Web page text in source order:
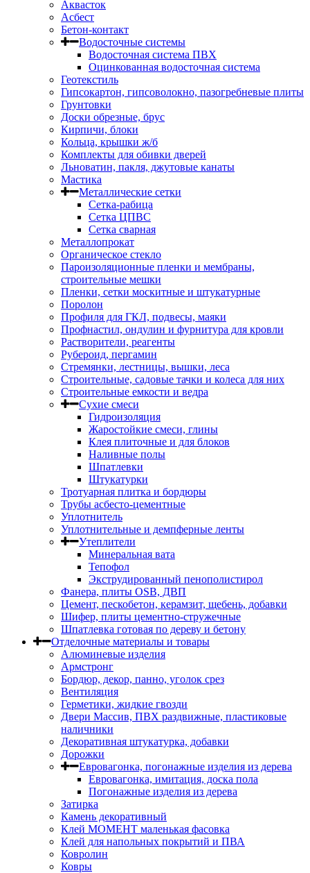
Аквасток
Асбест
Бетон-контакт
Водосточные системы
Водосточная система ПВХ
Оцинкованная водосточная система
Геотекстиль
Гипсокартон, гипсоволокно, пазогребневые плиты
Грунтовки
Доски обрезные, брус
Кирпичи, блоки
Кольца, крышки ж/б
Комплекты для обивки дверей
Льноватин, пакля, джутовые канаты
Мастика
Металлические сетки
Сетка-рабица
Сетка ЦПВС
Сетка сварная
Металлопрокат
Органическое стекло
Пароизоляционные пленки и мембраны,
строительные мешки
Пленки, сетки москитные и штукатурные
Поролон
Профиля для ГКЛ, подвесы, маяки
Профнастил, ондулин и фурнитура для кровли
Растворители, реагенты
Рубероид, пергамин
Стремянки, лестницы, вышки, леса
Строительные, садовые тачки и колеса для них
Строительные емкости и ведра
Сухие смеси
Гидроизоляция
Жаростойкие смеси, глины
Клея плиточные и для блоков
Наливные полы
Шпатлевки
Штукатурки
Тротуарная плитка и бордюры
Трубы асбесто-цементные
Уплотнитель
Уплотнительные и демпферные ленты
Утеплители
Минеральная вата
Тепофол
Экструдированный пенополистирол
Фанера, плиты OSB, ДВП
Цемент, пескобетон, керамзит, щебень, добавки
Шифер, плиты цементно-стружечные
Шпатлевка готовая по дереву и бетону
Отделочные материалы и товары
Алюминевые изделия
Армстронг
Бордюр, декор, панно, уголок срез
Вентиляция
Герметики, жидкие гвозди
Двери Массив, ПВХ раздвижные, пластиковые
наличники
Декоративная штукатурка, добавки
Дорожки
Евровагонка, погонажные изделия из дерева
Евровагонка, имитация, доска пола
Погонажные изделия из дерева
Затирка
Камень декоративный
Клей МОМЕНТ маленькая фасовка
Клей для напольных покрытий и ПВА
Ковролин
Ковры